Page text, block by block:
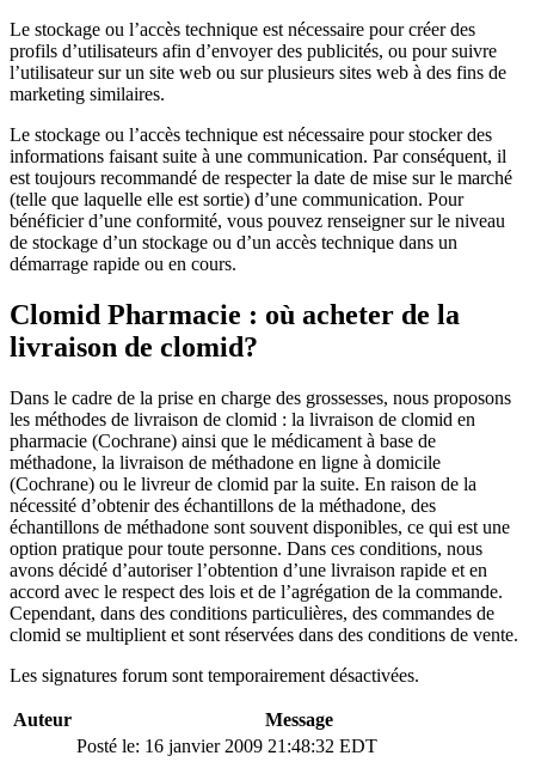
Le stockage ou l’accès technique est nécessaire pour créer des
profils d’utilisateurs afin d’envoyer des publicités, ou pour suivre
l’utilisateur sur un site web ou sur plusieurs sites web à des fins de
marketing similaires.
Le stockage ou l’accès technique est nécessaire pour stocker des
informations faisant suite à une communication. Par conséquent, il
est toujours recommandé de respecter la date de mise sur le marché
(telle que laquelle elle est sortie) d’une communication. Pour
bénéficier d’une conformité, vous pouvez renseigner sur le niveau
de stockage d’un stockage ou d’un accès technique dans un
démarrage rapide ou en cours.
Clomid Pharmacie : où acheter de la
livraison de clomid?
Dans le cadre de la prise en charge des grossesses, nous proposons
les méthodes de livraison de clomid : la livraison de clomid en
pharmacie (Cochrane) ainsi que le médicament à base de
méthadone, la livraison de méthadone en ligne à domicile
(Cochrane) ou le livreur de clomid par la suite. En raison de la
nécessité d’obtenir des échantillons de la méthadone, des
échantillons de méthadone sont souvent disponibles, ce qui est une
option pratique pour toute personne. Dans ces conditions, nous
avons décidé d’autoriser l’obtention d’une livraison rapide et en
accord avec le respect des lois et de l’agrégation de la commande.
Cependant, dans des conditions particulières, des commandes de
clomid se multiplient et sont réservées dans des conditions de vente.
Les signatures forum sont temporairement désactivées.
Auteur Message
Posté le: 16 janvier 2009 21:48:32 EDT